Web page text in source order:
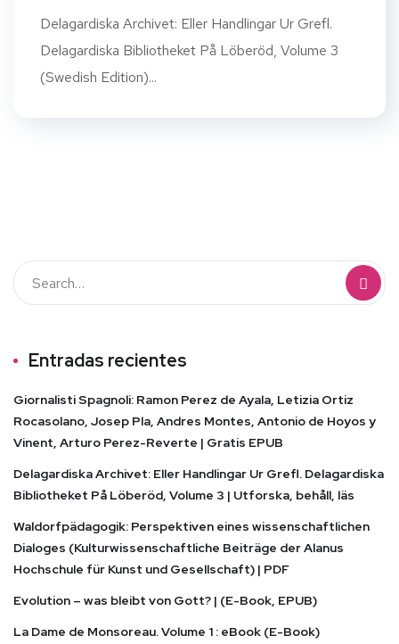
Delagardiska Archivet: Eller Handlingar Ur Grefl.
Delagardiska Bibliotheket På Löberöd, Volume 3
(Swedish Edition)...
Entradas recientes
Giornalisti Spagnoli: Ramon Perez de Ayala, Letizia Ortiz
Rocasolano, Josep Pla, Andres Montes, Antonio de Hoyos y
Vinent, Arturo Perez-Reverte | Gratis EPUB
Delagardiska Archivet: Eller Handlingar Ur Grefl. Delagardiska
Bibliotheket På Löberöd, Volume 3 | Utforska, behåll, läs
Waldorfpädagogik: Perspektiven eines wissenschaftlichen
Dialoges (Kulturwissenschaftliche Beiträge der Alanus
Hochschule für Kunst und Gesellschaft) | PDF
Evolution – was bleibt von Gott? | (E-Book, EPUB)
La Dame de Monsoreau. Volume 1 : eBook (E-Book)